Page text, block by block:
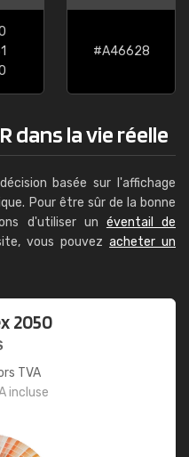
#A46628
dans la vie réelle
basée sur l'affichage
Pour être sûr de la bonne
d'utiliser un éventail de
vous pouvezacheter un
2050
TVA
incluse